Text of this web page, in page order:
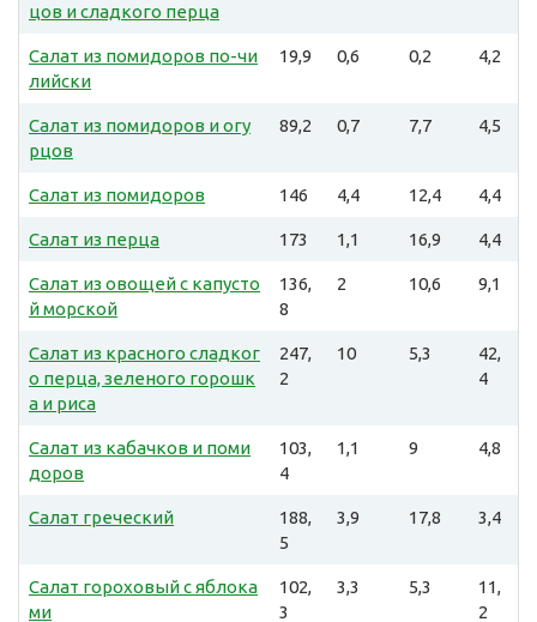
цов и сладкого перца
Салат из помидоров по-чи
лийски
19,9 0,6 0,2 4,2
Салат из помидоров и огу
рцов
89,2 0,7 7,7 4,5
Салат из помидоров 146 4,4 12,4 4,4
Салат из перца 173 1,1 16,9 4,4
Салат из овощей с капусто
й морской
136,
8
2 10,6 9,1
Салат из красного сладког
о перца, зеленого горошк
а и риса
247,
2
10 5,3
42,
4
Салат из кабачков и поми
доров
103,
4
1,1 9 4,8
Салат греческий
188,
5
3,9 17,8 3,4
Салат гороховый с яблока
ми
102,
3
3,3 5,3
11,
2